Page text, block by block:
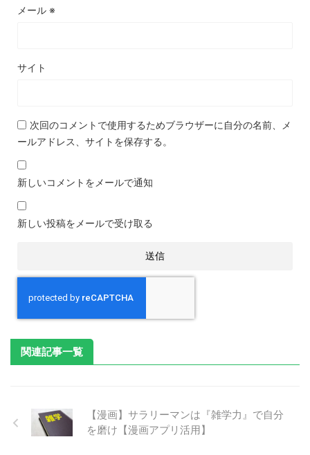
メール ※
サイト
次回のコメントで使用するためブラウザーに自分の名前、メ
ールアドレス、サイトを保存する。
新しいコメントをメールで通知
新しい投稿をメールで受け取る
関連記事一覧
【漫画】サラリーマンは『雑学力』で自分
を磨け【漫画アプリ活用】